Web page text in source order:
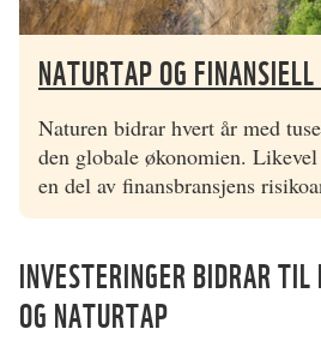
NATURTAP OG
Naturen bidrar hvert år med
den globale økonomien.
en del av finansbransjens
INVESTERINGER BIDRAR
OG NATURTAP